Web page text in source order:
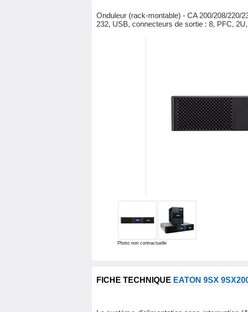
Onduleur (rack-montable) - CA 200/208/220/
232, USB, connecteurs de sortie : 8, PFC,
Photo non contractuelle
FICHE TECHNIQUE EATON 9SX